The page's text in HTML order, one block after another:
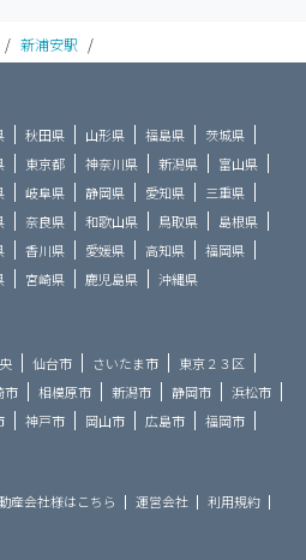
/ 新浦安駅 /
秋田県 山形県 福島県
茨城県
東京都 神奈川県 新潟県
富山県
岐阜県 静岡県 愛知県
三重県
奈良県 和歌山県 鳥取県
島根県
香川県 愛媛県 高知県
福岡県
宮崎県 鹿児島県 沖縄県
仙台市 さいたま市
東京２３区
市 相模原市 新潟市 静岡市
浜松市
神戸市 岡山市 広島市
福岡市
産会社様はこちら 運営会社
利用規約